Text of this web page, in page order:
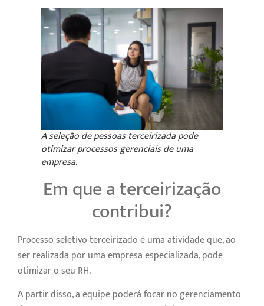
A seleção de pessoas terceirizada pode
otimizar processos gerenciais de uma
empresa.
Em que a terceirização
contribui?
Processo seletivo terceirizado é uma atividade que, ao
ser realizada por uma empresa especializada, pode
otimizar o seu RH.
A partir disso, a equipe poderá focar no gerenciamento